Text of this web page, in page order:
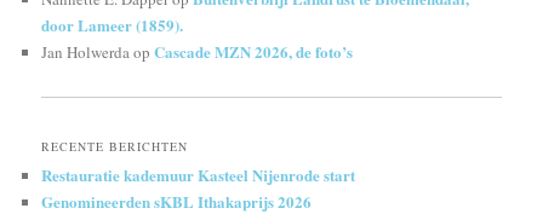
door Lameer (1859).
Jan HolwerdaopCascade MZN 2026, de foto’s
RECENTE BERICHTEN
Restauratie kademuur Kasteel Nijenrode start
Genomineerden sKBL Ithakaprijs 2026